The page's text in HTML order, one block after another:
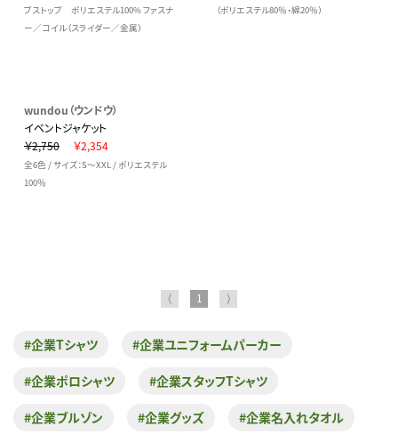
プストップ ポリエステル100% ファスナ
ー／コイル（スライダー／金属）
（ポリエステル80％・綿20％）
wundou（ウンドウ）
イベントジャケット
￥2,750
￥2,354
全6色 / サイズ：S～XXL / ポリエステル
100％
⟨ 1 ⟩
#企業Tシャツ #企業ユニフォームパーカー
#企業ポロシャツ #企業スタッフTシャツ
#企業ブルゾン #企業グッズ #企業名入れタオル